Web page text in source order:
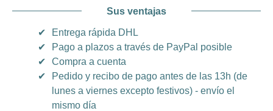
Sus ventajas
✔
Entrega rápida DHL
✔
Pago a plazos a través de PayPal posible
✔
Compra a cuenta
✔
Pedido y recibo de pago antes de las 13h (de
lunes a viernes excepto festivos) - envío el
mismo día